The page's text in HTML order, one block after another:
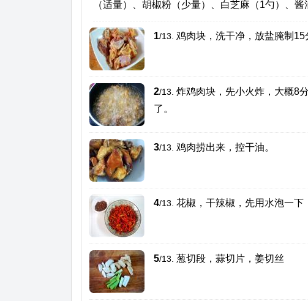
（适量）、胡椒粉（少量）、白芝麻（1勺）、酱
1/13. 鸡肉块，洗干净，放盐腌制15
2/13. 炸鸡肉块，先小火炸，大概8
了。
3/13. 鸡肉捞出来，控干油。
4/13. 花椒，干辣椒，先用水泡一下
5/13. 葱切段，蒜切片，姜切丝